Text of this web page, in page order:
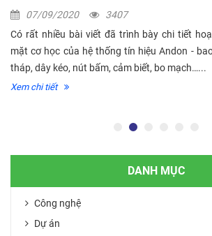
07/09/2020
3407
Có rất nhiều bài viết đã trình bày chi tiết
mặt cơ học của hệ thống tín hiệu Andon -
tháp, dây kéo, nút bấm, cảm biết, bo mạch…...
Xem chi tiết
DANH MỤC
Công nghệ
Dự án